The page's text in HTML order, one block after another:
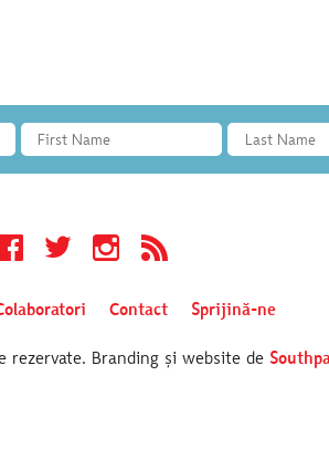
Twitter Instagram RSS
Contact Sprijină-ne
Branding și website de